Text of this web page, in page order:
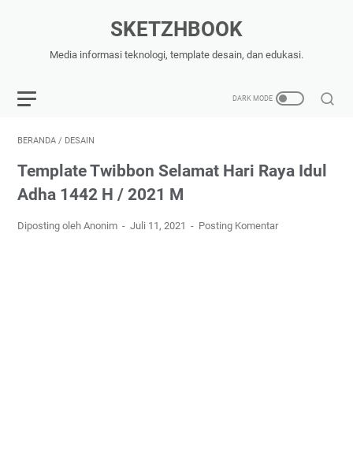
SKETZHBOOK
Media informasi teknologi, template desain, dan edukasi.
BERANDA / DESAIN
Template Twibbon Selamat Hari Raya Idul
Adha 1442 H / 2021 M
Diposting oleh Anonim Juli 11, 2021 Posting Komentar